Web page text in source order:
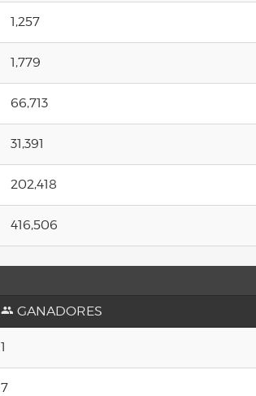
1,257
1,779
66,713
31,391
202,418
416,506
GANADORES
1
7